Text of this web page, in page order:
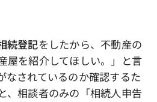
続登記をしたから、不動産の
屋を紹介してほしい。」と言
なされているのか確認するた
、相談者のみの「相続人申告